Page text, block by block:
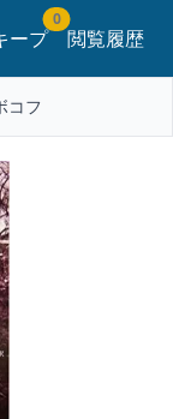
ープ
0
閲覧履歴
コフ